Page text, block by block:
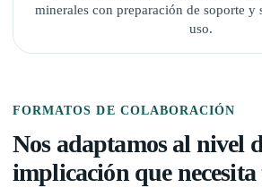
minerales con preparación de soporte y
uso.
FORMATOS DE COLABORACIÓN
Nos adaptamos al nivel
implicación que